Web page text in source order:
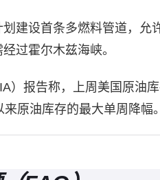
划建设首条多燃料管道，允
过霍尔木兹海峡。
）报告称，上周美国原油库
原油库存的最大单周降幅。